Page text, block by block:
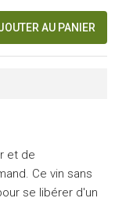
AU PANIER
et de
Ce vin sans
se libérer d'un